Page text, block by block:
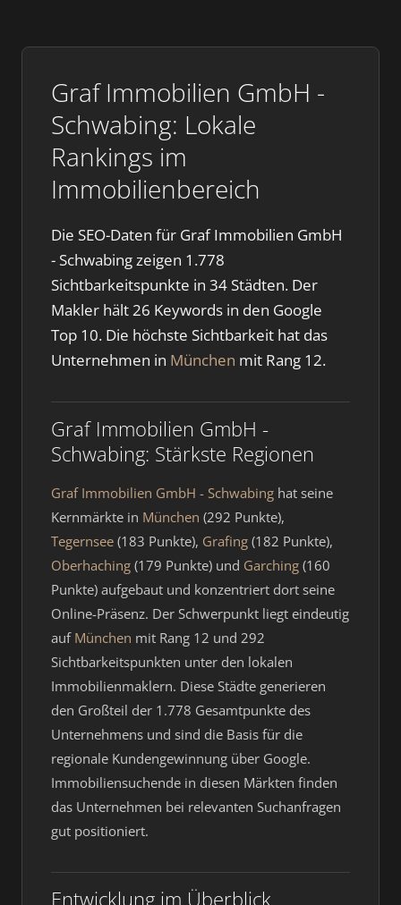
Graf Immobilien GmbH -
Schwabing: Lokale
Rankings im
Immobilienbereich
Die SEO-Daten für Graf Immobilien GmbH
- Schwabing zeigen 1.778
Sichtbarkeitspunkte in 34 Städten. Der
Makler hält 26 Keywords in den Google
Top 10. Die höchste Sichtbarkeit hat das
Unternehmen in München mit Rang 12.
Graf Immobilien GmbH -
Schwabing: Stärkste Regionen
Graf Immobilien GmbH - Schwabing hat seine
Kernmärkte in München (292 Punkte),
Tegernsee (183 Punkte), Grafing (182 Punkte),
Oberhaching (179 Punkte) und Garching (160
Punkte) aufgebaut und konzentriert dort seine
Online-Präsenz. Der Schwerpunkt liegt eindeutig
auf München mit Rang 12 und 292
Sichtbarkeitspunkten unter den lokalen
Immobilienmaklern. Diese Städte generieren
den Großteil der 1.778 Gesamtpunkte des
Unternehmens und sind die Basis für die
regionale Kundengewinnung über Google.
Immobiliensuchende in diesen Märkten finden
das Unternehmen bei relevanten Suchanfragen
gut positioniert.
Entwicklung im Überblick